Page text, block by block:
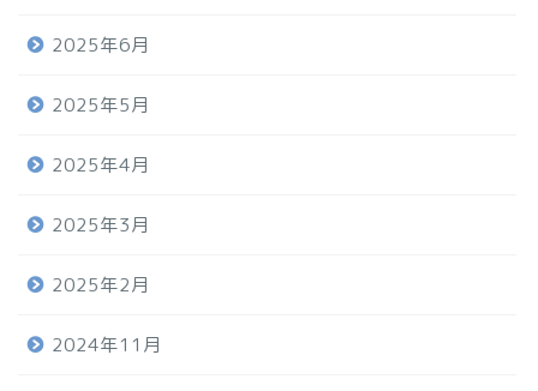
2025年6月
2025年5月
2025年4月
2025年3月
2025年2月
2024年11月